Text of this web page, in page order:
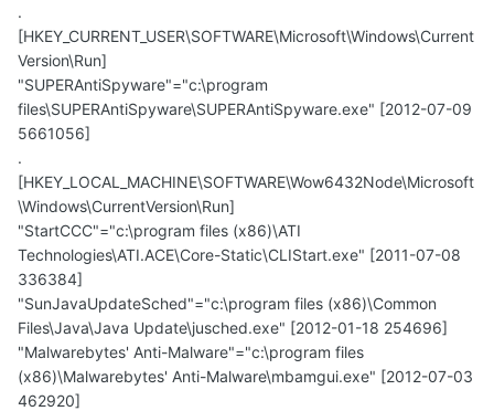
.
[HKEY_CURRENT_USER\SOFTWARE\Microsoft\Windows\Current
Version\Run]
"SUPERAntiSpyware"="c:\program
files\SUPERAntiSpyware\SUPERAntiSpyware.exe" [2012-07-09
5661056]
.
[HKEY_LOCAL_MACHINE\SOFTWARE\Wow6432Node\Microsoft
\Windows\CurrentVersion\Run]
"StartCCC"="c:\program files (x86)\ATI
Technologies\ATI.ACE\Core-Static\CLIStart.exe" [2011-07-08
336384]
"SunJavaUpdateSched"="c:\program files (x86)\Common
Files\Java\Java Update\jusched.exe" [2012-01-18 254696]
"Malwarebytes' Anti-Malware"="c:\program files
(x86)\Malwarebytes' Anti-Malware\mbamgui.exe" [2012-07-03
462920]